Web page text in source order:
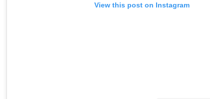
View this post on Instagram